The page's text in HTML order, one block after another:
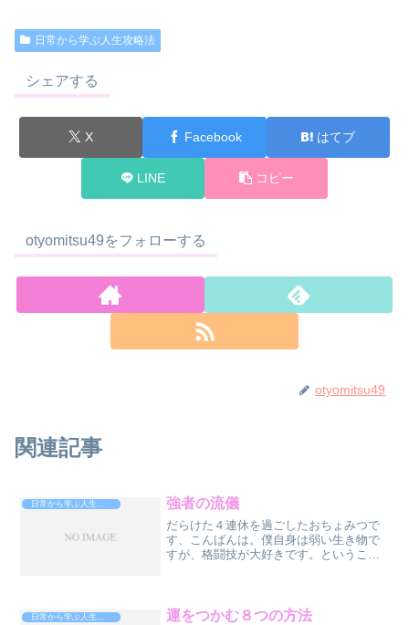
日常から学ぶ人生攻略法
シェアする
X Facebook はてブ
LINE コピー
otyomitsu49をフォローする
otyomitsu49
関連記事
強者の流儀
だらけた４連休を過ごしたおちょみつで
す、こんばんは。僕自身は弱い生き物で
すが、格闘技が大好きです。ということ
れたものなので、だいぶ、...
運をつかむ８つの方法